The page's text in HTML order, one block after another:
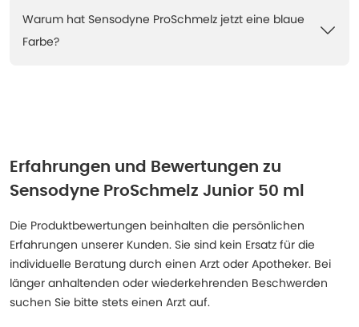
Warum hat Sensodyne ProSchmelz jetzt eine blaue
Farbe?
Erfahrungen und Bewertungen zu
Sensodyne ProSchmelz Junior 50 ml
Die Produktbewertungen beinhalten die persönlichen
Erfahrungen unserer Kunden. Sie sind kein Ersatz für die
individuelle Beratung durch einen Arzt oder Apotheker. Bei
länger anhaltenden oder wiederkehrenden Beschwerden
suchen Sie bitte stets einen Arzt auf.